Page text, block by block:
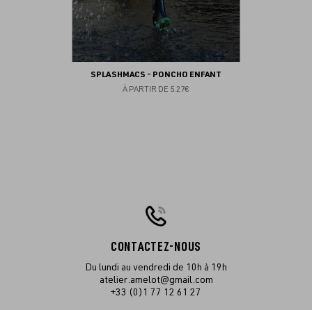
SPLASHMACS - PONCHO ENFANT
À PARTIR DE 5.27€
CONTACTEZ-NOUS
Du lundi au vendredi de 10h à 19h
atelier.amelot@gmail.com
+33 (0)1 77 12 61 27